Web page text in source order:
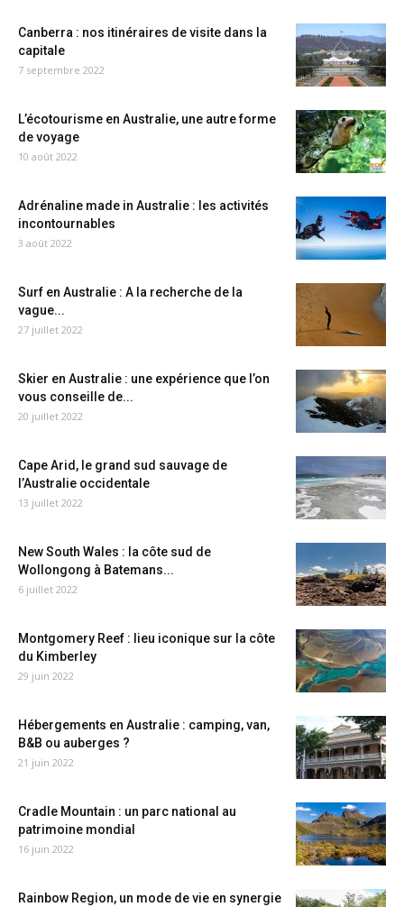
Canberra : nos itinéraires de visite dans la
capitale
7 septembre 2022
L’écotourisme en Australie, une autre forme
de voyage
10 août 2022
Adrénaline made in Australie : les activités
incontournables
3 août 2022
Surf en Australie : A la recherche de la
vague...
27 juillet 2022
Skier en Australie : une expérience que l’on
vous conseille de...
20 juillet 2022
Cape Arid, le grand sud sauvage de
l’Australie occidentale
13 juillet 2022
New South Wales : la côte sud de
Wollongong à Batemans...
6 juillet 2022
Montgomery Reef : lieu iconique sur la côte
du Kimberley
29 juin 2022
Hébergements en Australie : camping, van,
B&B ou auberges ?
21 juin 2022
Cradle Mountain : un parc national au
patrimoine mondial
16 juin 2022
Rainbow Region, un mode de vie en synergie